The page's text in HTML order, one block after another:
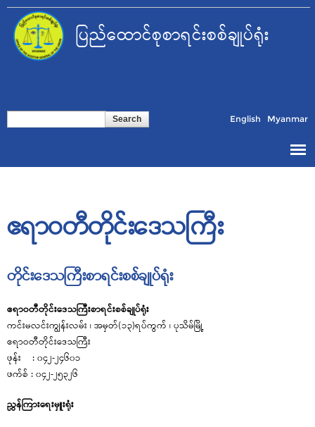
Skip to
content
ပြည်ထောင်စုစာရင်းစစ်ချုပ်ရုံး
Search form English Myanmar
ဧရာဝတီတိုင်းဒေသကြီး
တိုင်းဒေသကြီးစာရင်းစစ်ချုပ်ရုံး
ဧရာဝတီတိုင်းဒေသကြီးစာရင်းစစ်ချုပ်ရုံး
ကင်းမလင်းကျွန်းလမ်း ၊ အမှတ်(၁၃)ရပ်ကွက် ၊ ပုသိမ်မြို့
ဧရာဝတီတိုင်းဒေသကြီး
ဖုန်း : ၀၄၂-၂၄၆၀၁
ဖက်စ် : ၀၄၂-၂၅၃၂၆
ညွှန်ကြားရေးမှူးရုံး